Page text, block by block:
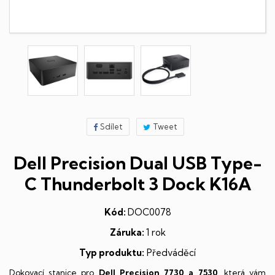
Sdílet Tweet
Dell Precision Dual USB Type-
C Thunderbolt 3 Dock K16A
Kód: DOC0078
Záruka: 1 rok
Typ produktu: Předváděcí
Dokovací stanice pro Dell Precision 7730 a 7530 , která vám